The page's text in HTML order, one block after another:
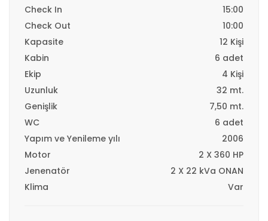
Check In
15:00
Check Out
10:00
Kapasite
12 Kişi
Kabin
6 adet
Ekip
4 Kişi
Uzunluk
32 mt.
Genişlik
7,50 mt.
WC
6 adet
Yapım ve Yenileme yılı
2006
Motor
2 X 360 HP
Jenenatör
2 X 22 kVa ONAN
Klima
Var